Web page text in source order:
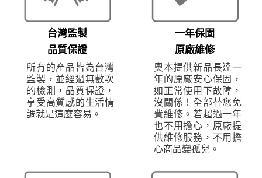
台灣監製
品質保證
所有的產品皆為台灣
監製，並經過無數次
的檢測，品質保證，
享受高質感的生活情
調就是這麼容易。
一年保固
原廠維修
奧本提供新品長達一
年的原廠安心保固，
如正常使用下故障，
沒關係！全部替您免
費維修。若超過一年
也不用擔心，原廠提
供維修服務，不用擔
心商品變孤兒。